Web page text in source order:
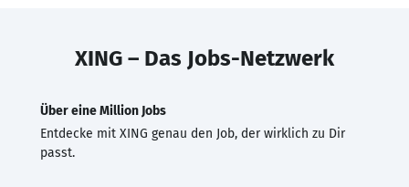
XING – Das Jobs-Netzwerk
Über eine Million Jobs
Entdecke mit XING genau den Job, der wirklich zu Dir
passt.